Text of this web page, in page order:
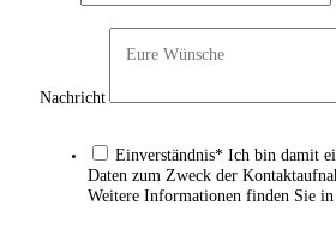
Nachricht
Einverständnis* Ich bin damit
Daten zum Zweck der
Weitere Informationen finden Sie